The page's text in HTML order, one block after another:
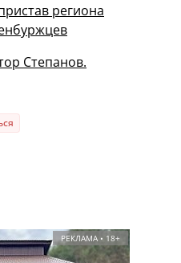
региона
Степанов.
РЕКЛАМА • 18+